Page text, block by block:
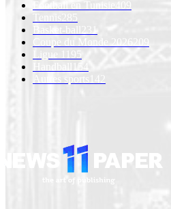
Football en Tunisie 409
Tennis
285
Basket-ball
231
Coupe du Monde 2026 209
Ligue 1
195
Handball
154
Autres sports 142